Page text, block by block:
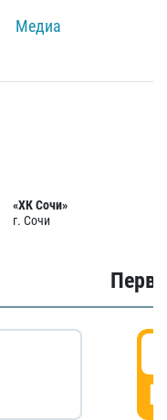
Медиа
«ХК Сочи»
г. Сочи